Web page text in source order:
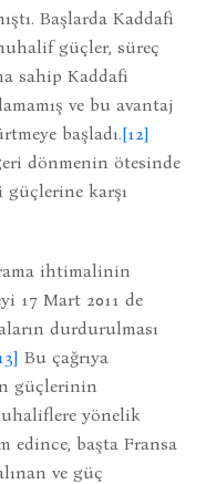
Başlarda Kaddafi
güçler, süreç
sahip Kaddafi
ve bu avantaj
başladı.[12]
dönmenin ötesinde
güçlerine karşı
ihtimalinin
17 Mart 2011 de
durdurulması
Bu çağrıya
güçlerinin
yönelik
edince, başta Fransa
ve güç